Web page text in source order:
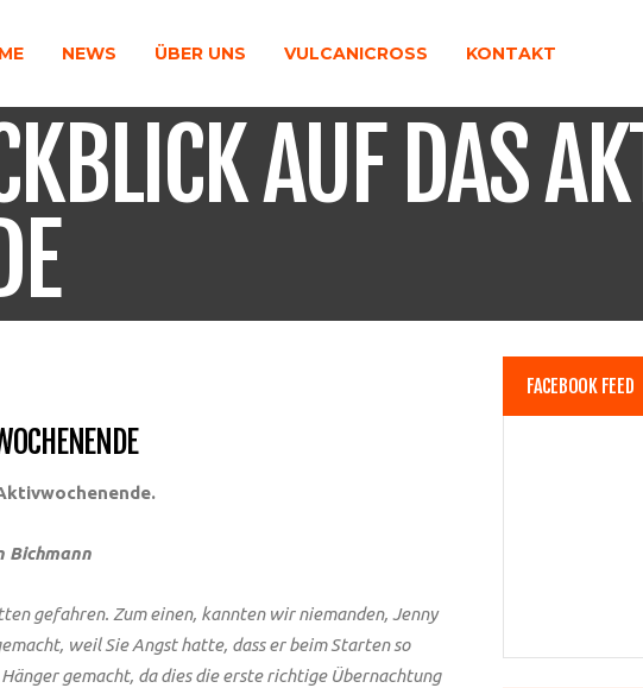
NEWS ÜBER UNS VULCANICROSS KONTAKT
AUF DAS
Bichmann
gefahren. Zum einen, kannten wir niemanden, Jenny
weil Sie Angst hatte, dass er beim Starten so
gemacht, da dies die erste richtige Übernachtung
FACEBOOK FEED